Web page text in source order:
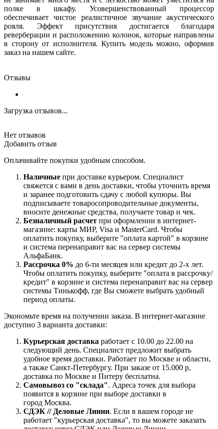
полке в шкафу. Усовершенствованный процессор
обеспечивает чистое реалистичное звучание акустического
рояля. Эффект присутствия достигается благодаря
реверберации и расположению колонок, которые направлены
в сторону от исполнителя. Купить модель можно, оформив
заказ на нашем сайте.
Отзывы
Загрузка отзывов...
Нет отзывов
Добавить отзыв
Оплачивайте покупки удобным способом.
Наличные при доставке курьером. Специалист
свяжется с вами в день доставки, чтобы уточнить время
и заранее подготовить сдачу с любой купюры. Вы
подписываете товаросопроводительные документы,
вносите денежные средства, получаете товар и чек.
Безналичный расчет при оформлении в интернет-
магазине: карты МИР, Visa и MasterCard. Чтобы
оплатить покупку, выберите "оплата картой" в корзине
и система перенаправит вас на сервер системы
АльфаБанк.
Рассрочка 0% до 6-ти месяцев или кредит до 2-х лет.
Чтобы оплатить покупку, выберите "оплата в рассрочку/
кредит" в корзине и система перенаправит вас на сервер
системы Тинькофф, где Вы сможете выбрать удобный
период оплаты.
Экономьте время на получении заказа. В интернет-магазине
доступно 3 варианта доставки:
Курьерская доставка работает с 10.00 до 22.00 на
следующий день. Специалист предложит выбрать
удобное время доставки. Работает по Москве и области,
а также Санкт-Петербургу. При заказе от 15.000 р,
доставка по Москве и Питеру бесплатна.
Самовывоз со "склада". Адреса точек для выбора
появится в корзине при выборе доставки в
город Москва.
СДЭК // Деловые Линии. Если в вашем городе не
работает "курьерская доставка", то вы можете заказать